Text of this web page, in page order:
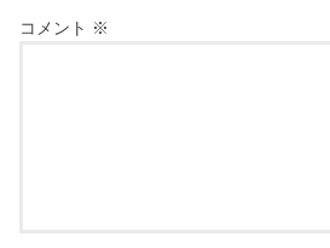
コメント ※